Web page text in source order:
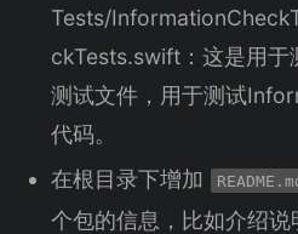
Tests/
ckTests.swift：这是用于
测试文件，用于测试
代码。
在根目录下增加
个包的信息，比如介绍说